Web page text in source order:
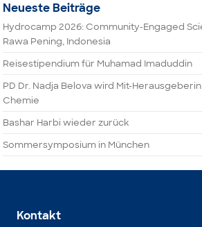
Neueste Beiträge
Hydrocamp 2026: Community-Engaged
Rawa Pening, Indonesia
Reisestipendium für Muhamad Imaduddin
PD Dr. Nadja Belova wird Mit-
Chemie
Bashar Harbi wieder zurück
Sommersymposium in München
Kontakt